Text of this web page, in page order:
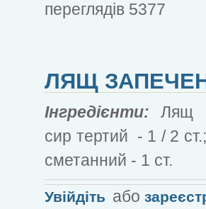
переглядів 5377
ЛЯЩ
Інгредієнти:Лящ -
сир тертий - 1 / 2
сметанний - 1 ст.
Увійдіть або